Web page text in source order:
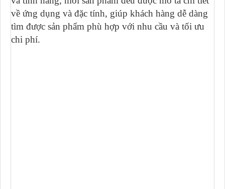
về ứng dụng và đặc tính, giúp khách hàng dễ dàng
tìm được sản phẩm phù hợp với nhu cầu và tối ưu
chi phí.